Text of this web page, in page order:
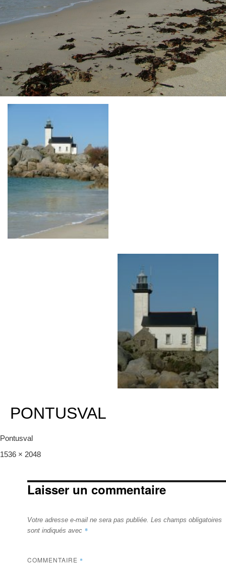
PONTUSVAL
Pontusval
Full
1536 × 2048
Laisser un commentaire
Votre adresse e-mail ne sera pas publiée. Les champs obligatoires
sont indiqués avec *
COMMENTAIRE *